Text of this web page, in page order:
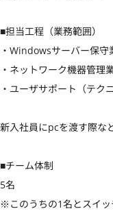
■担当工程（業務範囲）
・Windowsサーバー保守
・ネットワーク機器管理
・ユーザサポート（テク
新入社員にpcを渡す際な
■チーム体制
5名
※このうちの1名とスイッ